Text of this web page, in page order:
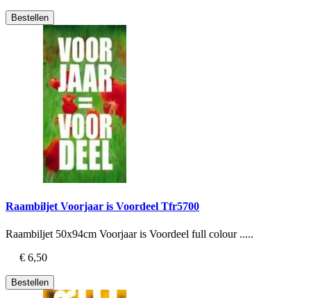
Bestellen
Raambiljet Voorjaar is Voordeel Tfr5700
Raambiljet 50x94cm Voorjaar is Voordeel full colour .....
€ 6,50
Bestellen